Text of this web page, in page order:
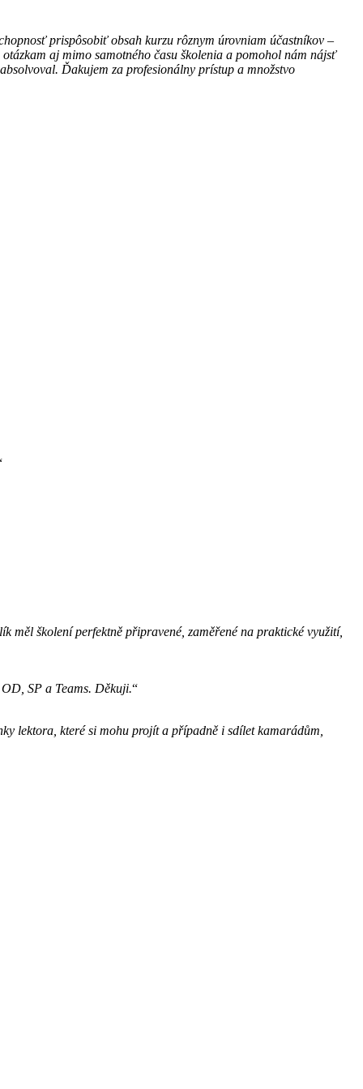
prispôsobiť obsah kurzu rôznym úrovniam účastníkov –
aj mimo samotného času školenia a pomohol nám nájsť
Ďakujem za profesionálny prístup a množstvo
měl školení perfektně připravené, zaměřené na praktické využití,
SP a Teams. Děkuji.“
lektora, které si mohu projít a případně i sdílet kamarádům,